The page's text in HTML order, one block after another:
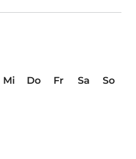
Mi Do Fr Sa
So